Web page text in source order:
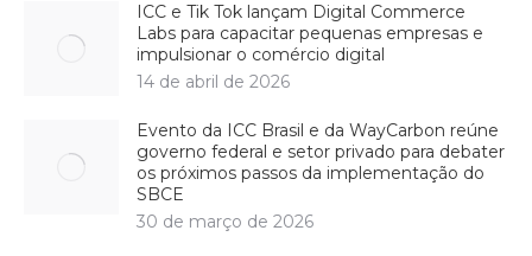
ICC e Tik Tok lançam Digital Commerce
Labs para capacitar pequenas empresas e
impulsionar o comércio digital
14 de abril de 2026
Evento da ICC Brasil e da WayCarbon reúne
governo federal e setor privado para debater
os próximos passos da implementação do
SBCE
30 de março de 2026